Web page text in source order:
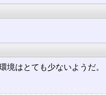
境はとても少ないようだ。